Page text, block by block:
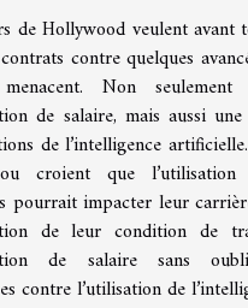
de Hollywood veulent
contre quelques
Non
de salaire, mais aussi
de l’intelligence
croient que l’utilisation
pourrait impacter leur
de leur condition de
de salaire sans
contre l’utilisation de